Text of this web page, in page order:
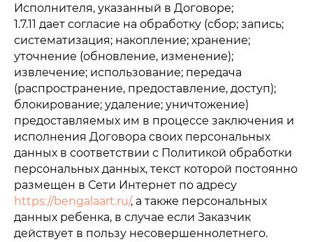
Исполнителя, указанный в Договоре;
1.7.11 дает согласие на обработку (сбор; запись;
систематизация; накопление; хранение;
уточнение (обновление, изменение);
извлечение; использование; передача
(распространение, предоставление, доступ);
блокирование; удаление; уничтожение)
предоставляемых им в процессе заключения и
исполнения Договора своих персональных
данных в соответствии с Политикой обработки
персональных данных, текст которой постоянно
размещен в Сети Интернет по адресу
https://bengalaart.ru/, а также персональных
данных ребенка, в случае если Заказчик
действует в пользу несовершеннолетнего.